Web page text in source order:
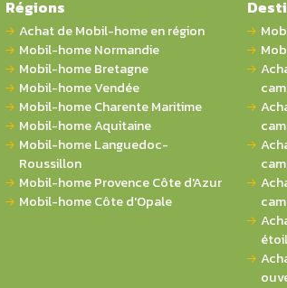
Régions
Achat de Mobil-home en région
Mobil-home Normandie
Mobil-home Bretagne
Mobil-home Vendée
Mobil-home Charente Maritime
Mobil-home Aquitaine
Mobil-home Languedoc-
Roussillon
Mobil-home Provence Côte d'Azur
Mobil-home Côte d'Opale